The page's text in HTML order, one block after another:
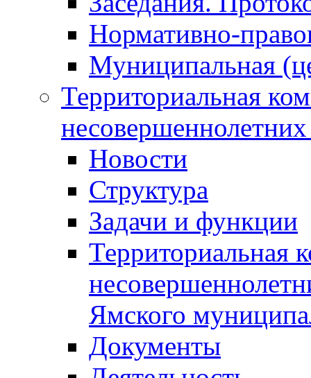
Нормативно-
Муниципальная
Территориальная
Новости
Структура
Задачи и функции
Территориальная
Ямского
Документы